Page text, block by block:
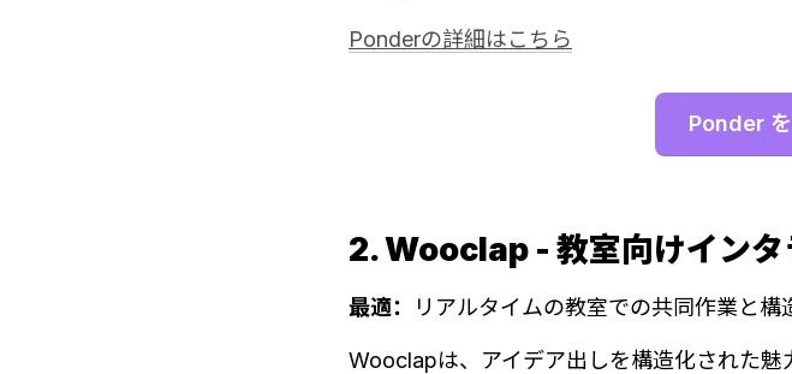
Ponderの詳細はこちら
Ponder
2. Wooclap - 教室向けインタ
最適： リアルタイムの教室での共同作業と
Wooclapは、アイデア出しを構造化された魅